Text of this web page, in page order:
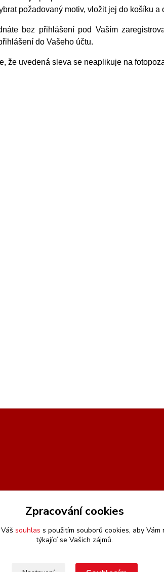
požadovaný motiv, vložit jej do košíku a
bez přihlášení pod Vaším
do Vašeho účtu.
že uvedená sleva se neaplikuje na
Zpracování cookies
souhlas s použitím souborů cookies, aby
týkající se Vašich zájmů.